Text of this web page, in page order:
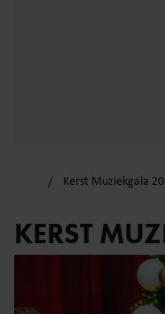
Kerst Muziekgala
KERST